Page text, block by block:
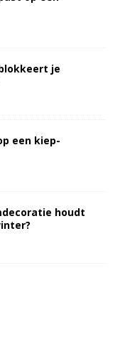
je
een kiep-
houdt